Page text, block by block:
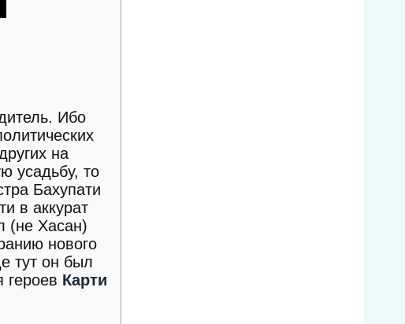
Ибо
на
усадьбу, то
Бахупати
в аккурат
(не Хасан)
нового
тут он был
героев Карти